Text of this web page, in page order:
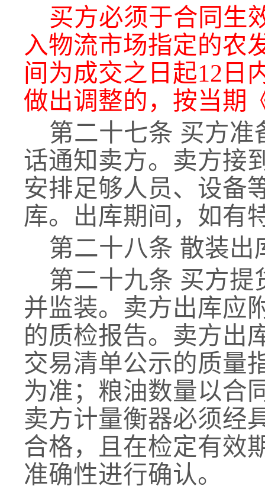
买方必须于合同生
入物流市场指定的农
间为成交之日起12 日
做出调整的，按当期
第二十七条 买方准
话通知卖方。卖方接
安排足够人员、设备
库。出库期间，如有
第二十八条 散装出
第二十九条 买方提
并监装。卖方出库应
的质检报告。卖方出
交易清单公示的质量
为准；粮油数量以合
卖方计量衡器必须经
合格，且在检定有效
准确性进行确认。